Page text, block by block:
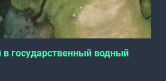
в государственный водный